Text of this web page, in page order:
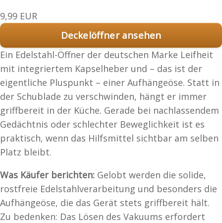
9,99 EUR
Deckelöffner ansehen
Ein Edelstahl-Öffner der deutschen Marke Leifheit
mit integriertem Kapselheber und – das ist der
eigentliche Pluspunkt – einer Aufhängeöse. Statt in
der Schublade zu verschwinden, hängt er immer
griffbereit in der Küche. Gerade bei nachlassendem
Gedächtnis oder schlechter Beweglichkeit ist es
praktisch, wenn das Hilfsmittel sichtbar am selben
Platz bleibt.
Was Käufer berichten: Gelobt werden die solide,
rostfreie Edelstahlverarbeitung und besonders die
Aufhängeöse, die das Gerät stets griffbereit hält.
Zu bedenken: Das Lösen des Vakuums erfordert